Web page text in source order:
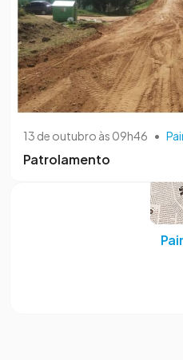
13 de outubro às 09h46 •
Patrolamento